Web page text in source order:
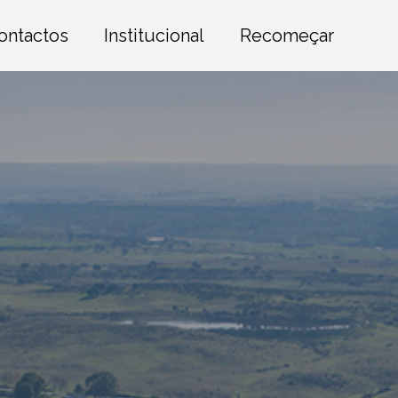
Institucional Recomeçar